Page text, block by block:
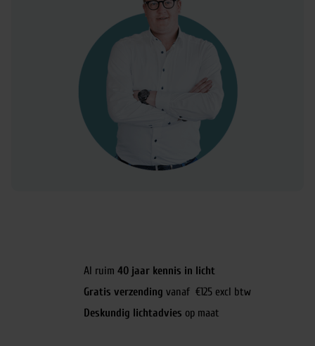
Al ruim 40 jaar kennis in licht
Gratis verzending vanaf €125 excl btw
Deskundig lichtadvies op maat